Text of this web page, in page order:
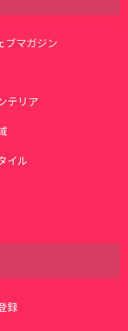
ブマガジン
テリア
イル
録